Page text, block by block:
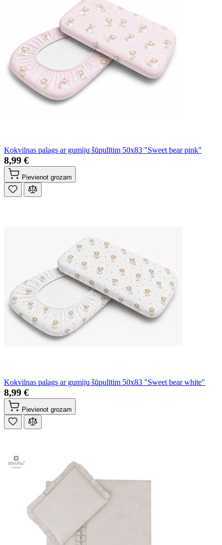
Kokvilnas palags ar gumiju šūpulītim 50x83 "Sweet bear pink"
8,99 €
Pievienot grozam
Kokvilnas palags ar gumiju šūpulītim 50x83 "Sweet bear white"
8,99 €
Pievienot grozam